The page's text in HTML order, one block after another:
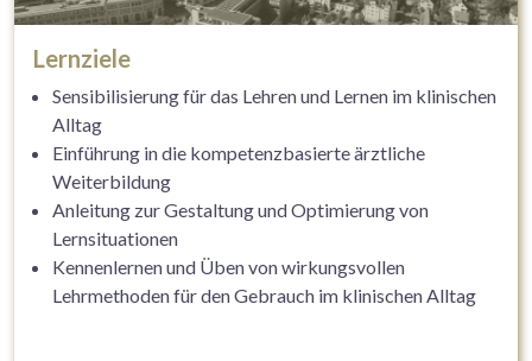
Lernziele
Sensibilisierung für das Lehren und Lernen im klinischen
Alltag
Einführung in die kompetenzbasierte ärztliche
Weiterbildung
Anleitung zur Gestaltung und Optimierung von
Lernsituationen
Kennenlernen und Üben von wirkungsvollen
Lehrmethoden für den Gebrauch im klinischen Alltag